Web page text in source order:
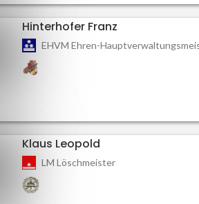
Hinterhofer Franz
EHVM Ehren-
Klaus Leopold
LM Löschmeister